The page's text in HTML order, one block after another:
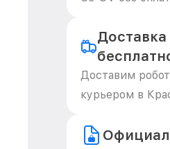
Доставим
курьером в